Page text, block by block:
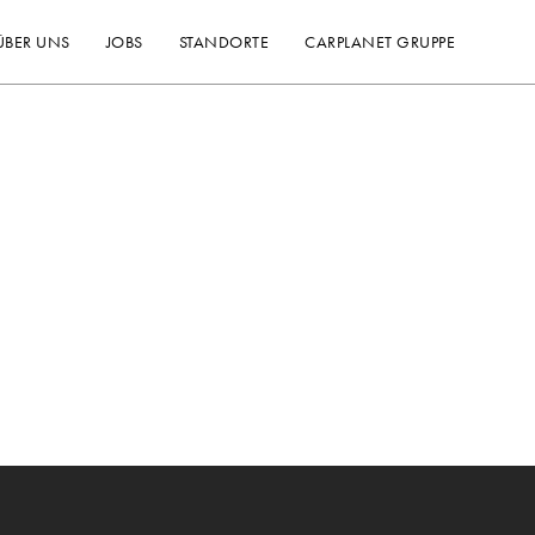
UNS JOBS STANDORTE CARPLANET GRUPPE